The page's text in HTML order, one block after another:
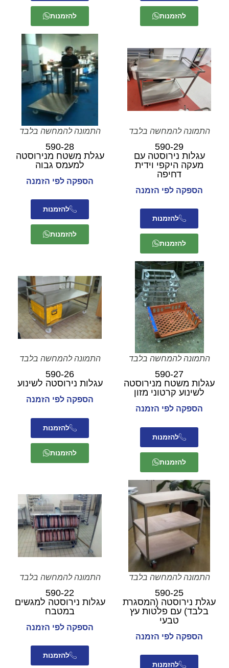
להזמנות להזמנות
התמונה להמחשה בלבד
590-29
עגלות נירוסטה עם
מעקה היקפי וידית
דחיפה
הספקה לפי הזמנה
להזמנות
להזמנות
התמונה להמחשה בלבד
590-28
עגלת משטח מנירוסטה
למעמס גבוה
הספקה לפי הזמנה
להזמנות
להזמנות
התמונה להמחשה בלבד
590-27
עגלות משטח מנירוסטה
לשינוע קרטוני מזון
הספקה לפי הזמנה
להזמנות
להזמנות
התמונה להמחשה בלבד
590-26
עגלות נירוסטה לשינוע
הספקה לפי הזמנה
להזמנות
להזמנות
התמונה להמחשה בלבד
590-25
עגלת נירוסטה (המסגרת
בלבד) עם פלטות עץ
טבעי
הספקה לפי הזמנה
להזמנות
התמונה להמחשה בלבד
590-22
עגלות נירוסטה למגשים
במטבח
הספקה לפי הזמנה
להזמנות